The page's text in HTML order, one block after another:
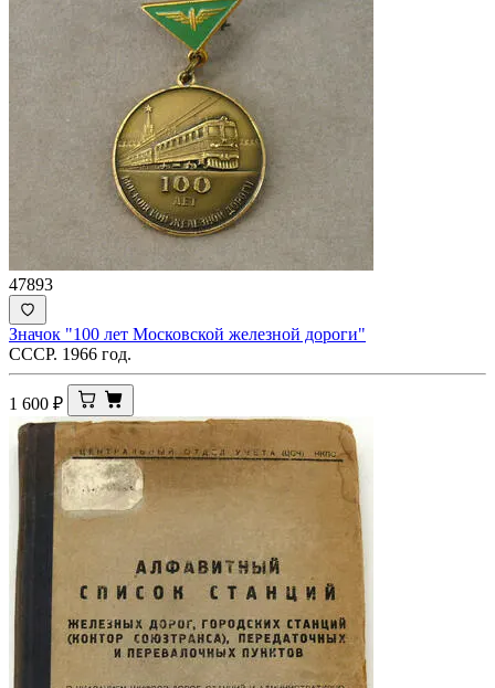
47893
Значок "100 лет Московской железной дороги"
СССР. 1966 год.
1 600 ₽